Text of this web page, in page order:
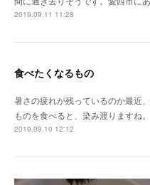
2019.09.11 11:28
食べたくなるもの
暑さの疲れが残っているのか最近
ものを食べると、染み渡りますね。
2019.09.10 12:12